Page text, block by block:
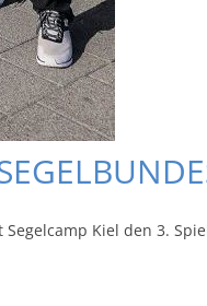
Kiel den 3.